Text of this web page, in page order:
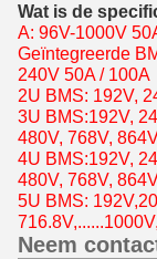
Wat is de
A: 96V-1000V
Geïntegreerde
240V 50A / 100A
2U BMS: 192V,
3U BMS:192V,
480V, 768V,
4U BMS:192V,
480V, 768V,
5U BMS:
Neem